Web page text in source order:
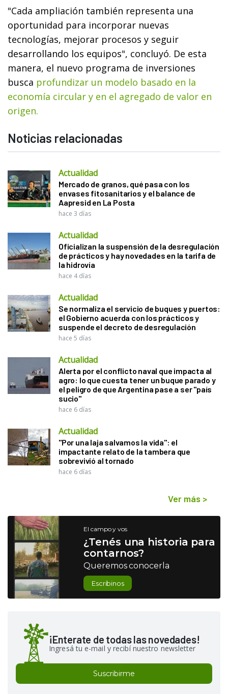
"Cada ampliación también representa una
oportunidad para incorporar nuevas
tecnologías, mejorar procesos y seguir
desarrollando los equipos", concluyó. De esta
manera, el nuevo programa de inversiones
busca profundizar un modelo basado en la
economía circular y en el agregado de valor en
origen.
Noticias relacionadas
Actualidad
Mercado de granos, qué pasa con los
envases fitosanitarios y el balance de
Aapresid en La Posta
hace 3 días
Actualidad
Oficializan la suspensión de la desregulación
de prácticos y hay novedades en la tarifa de
la hidrovía
hace 4 días
Actualidad
Se normaliza el servicio de buques y puertos:
el Gobierno acuerda con los prácticos y
suspende el decreto de desregulación
hace 5 días
Actualidad
Alerta por el conflicto naval que impacta al
agro: lo que cuesta tener un buque parado y
el peligro de que Argentina pase a ser "país
sucio"
hace 6 días
Actualidad
"Por una laja salvamos la vida": el
impactante relato de la tambera que
sobrevivió al tornado
hace 6 días
Ver más >
El campo y vos
¿Tenés una historia para
contarnos?
Queremos conocerla
Escribinos
¡Enterate de todas las novedades!
Ingresá tu e-mail y recibí nuestro newsletter
Suscribirme